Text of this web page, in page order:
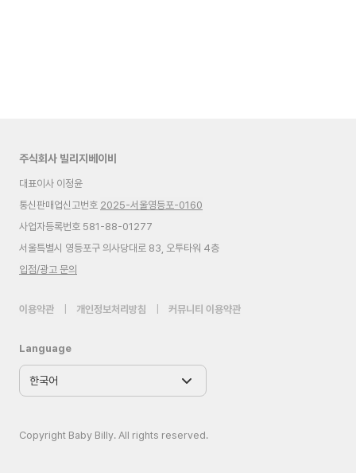
주식회사 빌리지베이비
대표이사 이정윤
통신판매업신고번호 2025-서울영등포-0160
사업자등록번호 581-88-01277
서울특별시 영등포구 의사당대로 83, 오투타워 4층
입점/광고 문의
이용약관 개인정보처리방침 커뮤니티 이용약관
Language
Copyright Baby Billy. All rights reserved.